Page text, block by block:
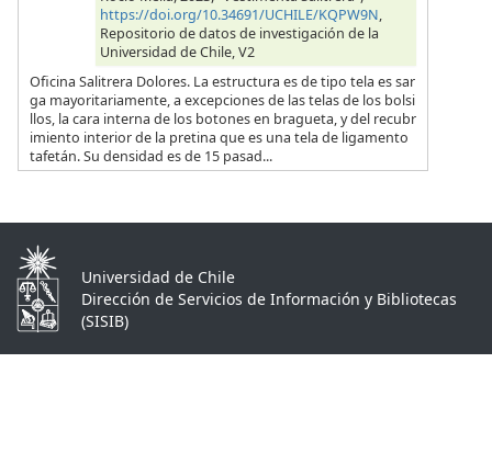
https://doi.org/10.34691/UCHILE/KQPW9N,
Repositorio de datos de investigación de la
Universidad de Chile, V2
Oficina Salitrera Dolores. La estructura es de tipo tela es sar
ga mayoritariamente, a excepciones de las telas de los bolsi
llos, la cara interna de los botones en bragueta, y del recubr
imiento interior de la pretina que es una tela de ligamento
tafetán. Su densidad es de 15 pasad...
Universidad de Chile
Dirección de Servicios de Información y Bibliotecas
(SISIB)